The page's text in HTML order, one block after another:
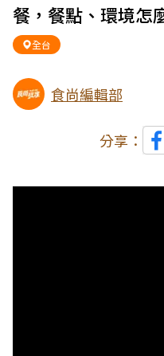
餐，餐點、環境怎
全台
食尚編輯部
分享：